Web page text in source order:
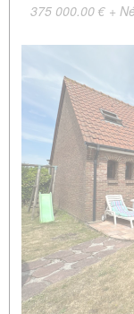
375 000.00 € +